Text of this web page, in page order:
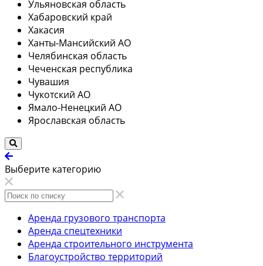
Ульяновская область
Хабаровский край
Хакасия
Ханты-Мансийский АО
Челябинская область
Чеченская республика
Чувашия
Чукотский АО
Ямало-Ненецкий АО
Ярославская область
Выберите категорию
Аренда грузового транспорта
Аренда спецтехники
Аренда строительного инструмента
Благоустройство территорий